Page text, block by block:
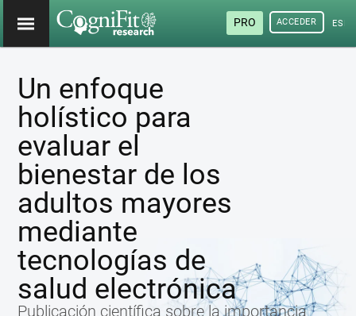
PRO ACCEDER
Un enfoque
holístico para
evaluar el
bienestar de los
adultos mayores
mediante
tecnologías de
salud electrónica
Publicación científica sobre la importancia